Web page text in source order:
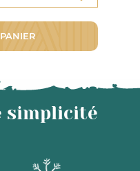
simplicité